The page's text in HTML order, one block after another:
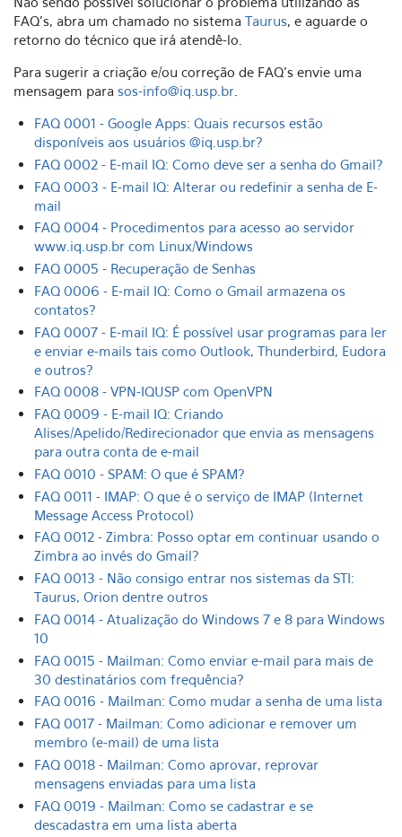
FAQ's, abra um chamado no sistema Taurus, e aguarde o
retorno do técnico que irá atendê-lo.
Para sugerir a criação e/ou correção de FAQ's envie uma
mensagem para sos-info@iq.usp.br
FAQ 0001 - Google Apps: Quais recursos estão
disponíveis aos usuários @iq.usp.br?
FAQ 0002 - E-mail IQ: Como deve ser a senha do Gmail?
FAQ 0003 - E-mail IQ: Alterar ou redefinir a senha de E-
mail
FAQ 0004 - Procedimentos para acesso ao servidor
www.iq.usp.br com Linux/Windows
FAQ 0005 - Recuperação de Senhas
FAQ 0006 - E-mail IQ: Como o Gmail armazena os
contatos?
FAQ 0007 - E-mail IQ: É possível usar programas para ler
e enviar e-mails tais como Outlook, Thunderbird, Eudora
e outros?
FAQ 0008 - VPN-IQUSP com OpenVPN
FAQ 0009 - E-mail IQ: Criando
Alises/Apelido/Redirecionador que envia as mensagens
para outra conta de e-mail
FAQ 0010 - SPAM: O que é SPAM?
FAQ 0011 - IMAP: O que é o serviço de IMAP (Internet
Message Access Protocol)
FAQ 0012 - Zimbra: Posso optar em continuar usando o
Zimbra ao invés do Gmail?
FAQ 0013 - Não consigo entrar nos sistemas da STI:
Taurus, Orion dentre outros
FAQ 0014 - Atualização do Windows 7 e 8 para Windows
10
FAQ 0015 - Mailman: Como enviar e-mail para mais de
30 destinatários com frequência?
FAQ 0016 - Mailman: Como mudar a senha de uma lista
FAQ 0017 - Mailman: Como adicionar e remover um
membro (e-mail) de uma lista
FAQ 0018 - Mailman: Como aprovar, reprovar
mensagens enviadas para uma lista
FAQ 0019 - Mailman: Como se cadastrar e se
descadastra em uma lista aberta